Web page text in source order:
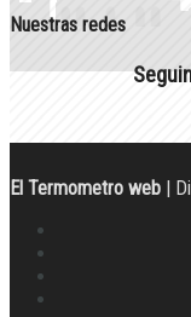
Nuestras redes
El Termometro web |